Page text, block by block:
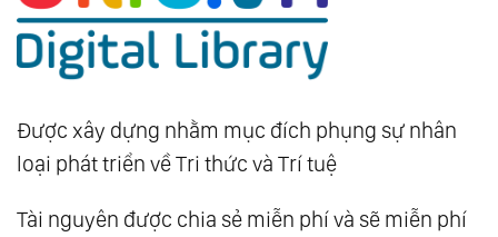
Được xây dựng nhằm mục đích phụng sự nhân
loại phát triển về Tri thức và Trí tuệ
Tài nguyên được chia sẻ miễn phí và sẽ miễn phí